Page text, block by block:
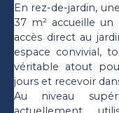
En rez-de-jardin,
37 m² accueille un
accès direct au
espace convivial,
véritable atout
jours et recevoir
Au niveau